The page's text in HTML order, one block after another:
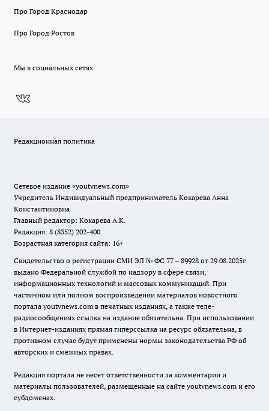
Про Город Краснодар
Про Город Ростов
Мы в социальных сетях
Редакционная политика
Сетевое издание «youtvnews.com»
Учредитель Индивидуальный предприниматель Кокарева Анна
Константиновна
Главный редактор: Кокарева А.К.
Редакция: 8 (8352) 202-400
Возрастная категория сайта: 16+
Свидетельство о регистрации СМИ ЭЛ № ФС 77 – 89928 от 29.08.2025г.
выдано Федеральной службой по надзору в сфере связи,
информационных технологий и массовых коммуникаций. При
частичном или полном воспроизведении материалов новостного
портала youtvnews.com в печатных изданиях, а также теле-
радиосообщениях ссылка на издание обязательна. При использовании
в Интернет-изданиях прямая гиперссылка на ресурс обязательна, в
противном случае будут применены нормы законодательства РФ об
авторских и смежных правах.
Редакция портала не несет ответственности за комментарии и
материалы пользователей, размещенные на сайте youtvnews.com и его
субдоменах.